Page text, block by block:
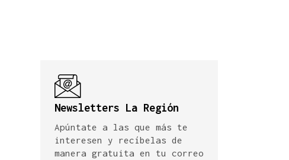
Newsletters La Región
Apúntate a las que más te
interesen y recíbelas de
manera gratuita en tu correo